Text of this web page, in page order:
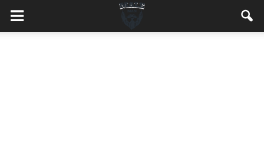
MaleMEN.pl